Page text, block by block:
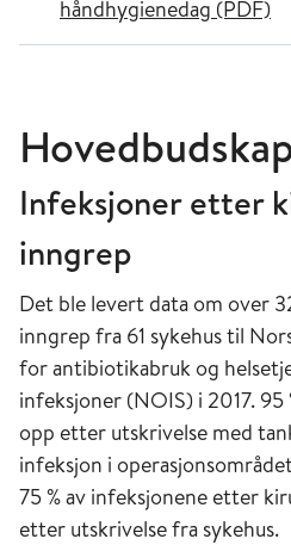
håndhygienedag (PDF)
Infeksjoner etter
inngrep
Det ble levert data om over
inngrep fra 61 sykehus til
for antibiotikabruk og
infeksjoner (NOIS) i 2017.
opp etter utskrivelse med
infeksjon i
75 % av infeksjonene etter
etter utskrivelse fra sykehus.